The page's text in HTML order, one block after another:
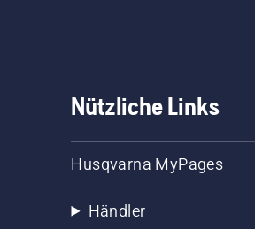
Nützliche Links
Husqvarna MyPages
Händler